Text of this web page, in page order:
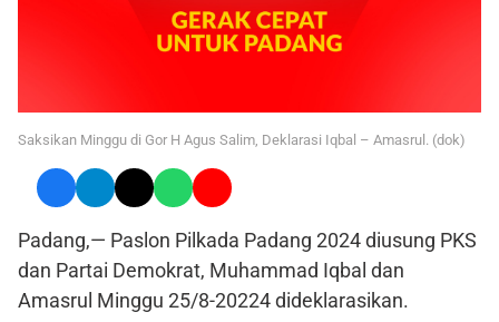
Saksikan Minggu di Gor H Agus Salim, Deklarasi Iqbal – Amasrul. (dok)
Padang,— Paslon Pilkada Padang 2024 diusung PKS
dan Partai Demokrat, Muhammad Iqbal dan
Amasrul Minggu 25/8-20224 dideklarasikan.